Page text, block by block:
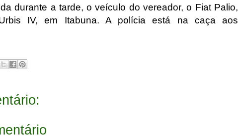
durante a tarde, o veículo do vereador, o Fiat Palio,
IV, em Itabuna. A polícia está na caça aos